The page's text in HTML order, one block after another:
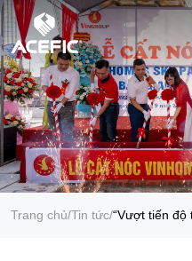
Trang chủ/Tin tức/“Vượt tiến độ